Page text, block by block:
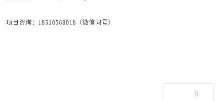
项目咨询：18510568018（微信同号）
0